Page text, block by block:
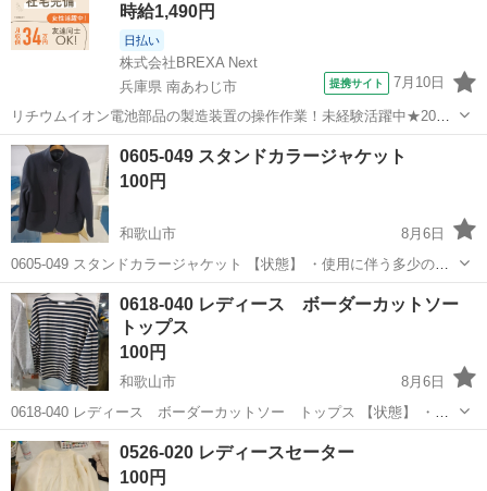
時給1,490円
日払い
株式会社BREXA Next
兵庫県 南あわじ市
提携サイト 7月10日
リチウムイオン電池部品の製造装置の操作作業！未経験活躍中★20～
50代の男性活躍中！嬉しい時給1,490円！生活支援物資事前対応可◎ワ
ンルーム寮完備！赴任旅費会社負担！正社員登用制度あり◎《兵庫県
南あわじ市》 人気の工場の...
兵庫 南あわじ市
0605-049 スタンドカラージャケット
100円
和歌山市
8月6日
0605-049 スタンドカラージャケット 【状態】 ・使用に伴う多少のス
レ、キズ、落としきれない汚れなどございます ・詳細は現地でご確認
ください ・お値引きは出来かねますのでご了承願います ※中古品のた
め...
和歌山 和歌山市 ジャケット
0618-040 レディース ボーダーカットソー
トップス
100円
和歌山市
8月6日
0618-040 レディース ボーダーカットソー トップス 【状態】 ・使
用に伴う多少のスレ、キズ、落としきれない汚れなどございます ・詳
細は現地でご確認ください ・お値引きは出来かねますのでご了承願い
ます ...
和歌山 和歌山市 カットソー
0526-020 レディースセーター
100円